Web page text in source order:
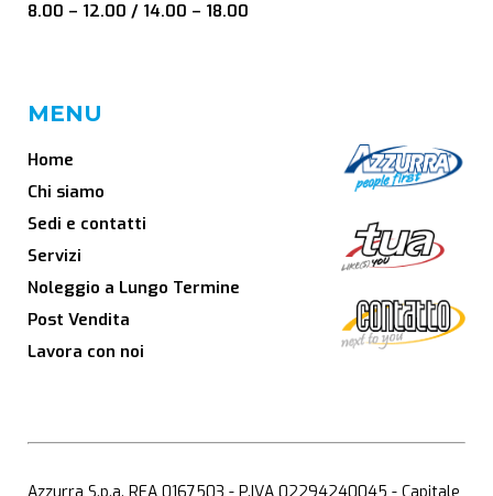
8.00 – 12.00 / 14.00 – 18.00
MENU
Home
Chi siamo
Sedi e contatti
Servizi
Noleggio a Lungo Termine
Post Vendita
Lavora con noi